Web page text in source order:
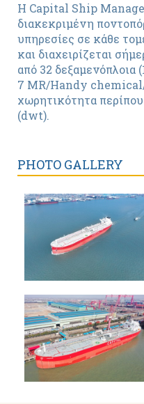
Η Capital Ship
διακεκριμένη
υπηρεσίες σε κάθε
και διαχειρίζεται
από 32 δεξαμενόπλοια
7 MR/Handy
χωρητικότητα
(dwt).
PHOTO GALLERY